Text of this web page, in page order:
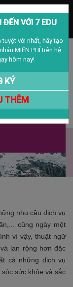
NAM
Tại
nhu cầu dịch vụ
cũng ngày một
vì vậy, thuật ngữ
lan rộng hơn đặc
cả những dịch vụ
sức khỏe và sắc
ĐẾN VỚI 7 EDU
vời nhất, hãy tạo
MIỄN PHÍ trên hệ
hôm nay!
KÝ
THÊM